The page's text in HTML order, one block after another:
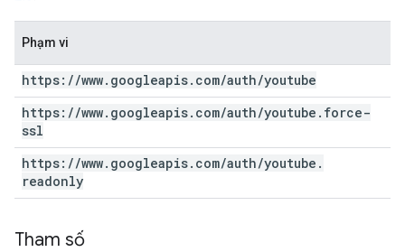
Phạm vi
https: //www. googleapis. com/auth/youtube
https: //www. googleapis. com/auth/youtube . force-
ssl
https: //www. googleapis. com/auth/youtube .
readonly
Tham số